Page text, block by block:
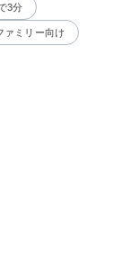
3分
ァミリー向け